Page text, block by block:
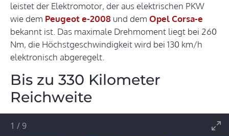
leistet der Elektromotor, der aus elektrischen PKW
wie dem Peugeot e-2008 und dem Opel Corsa-e
bekannt ist. Das maximale Drehmoment liegt bei 260
Nm, die Höchstgeschwindigkeit wird bei 130 km/h
elektronisch abgeregelt.
Bis zu 330 Kilometer
Reichweite
1 / 9